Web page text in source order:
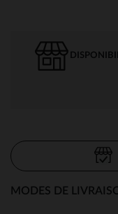
MODES DE